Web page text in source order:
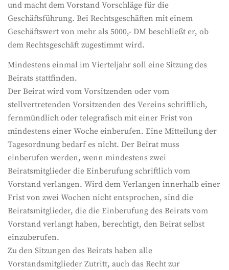
und macht dem Vorstand Vorschläge für die
Geschäftsführung. Bei Rechtsgeschäften mit einem
Geschäftswert von mehr als 5000,- DM beschließt er, ob
dem Rechtsgeschäft zugestimmt wird.
Mindestens einmal im Vierteljahr soll eine Sitzung des
Beirats stattfinden.
Der Beirat wird vom Vorsitzenden oder vom
stellvertretenden Vorsitzenden des Vereins schriftlich,
fernmündlich oder telegrafisch mit einer Frist von
mindestens einer Woche einberufen. Eine Mitteilung der
Tagesordnung bedarf es nicht. Der Beirat muss
einberufen werden, wenn mindestens zwei
Beiratsmitglieder die Einberufung schriftlich vom
Vorstand verlangen. Wird dem Verlangen innerhalb einer
Frist von zwei Wochen nicht entsprochen, sind die
Beiratsmitglieder, die die Einberufung des Beirats vom
Vorstand verlangt haben, berechtigt, den Beirat selbst
einzuberufen.
Zu den Sitzungen des Beirats haben alle
Vorstandsmitglieder Zutritt, auch das Recht zur